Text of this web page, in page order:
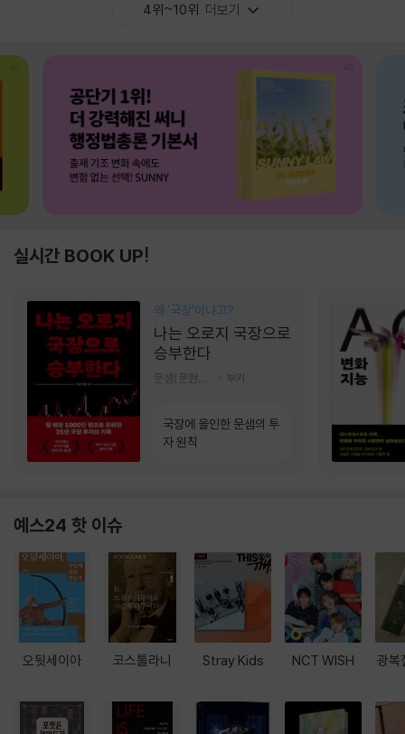
4위~10위 더보기
실시간 BOOK UP!
왜 ‘국장‘이냐고?
나는 오로지 국장으로
승부한다
부키
국장에 올인한 문샘의 투
자 원칙
예스24 핫 이슈
오뒷세이아 코스톨라니 Stray Kids NCT WISH 광복